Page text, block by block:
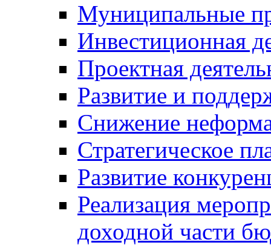
Муниципальные
Инвестиционная
Проектная
Развитие и
Снижение
Стратегическое
Развитие
Реализация
доходной части